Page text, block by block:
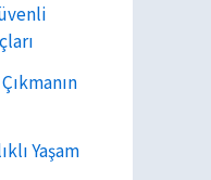
Yaşam